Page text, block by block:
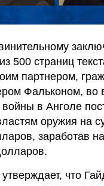
500 страниц
партнером,
Фальконом, во
войны в Анголе
оружия на
заработав
что